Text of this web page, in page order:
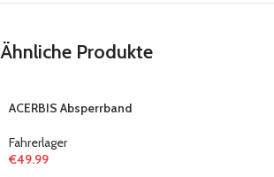
Ähnliche Produkte
ACERBIS Absperrband
Fahrerlager
€49.99